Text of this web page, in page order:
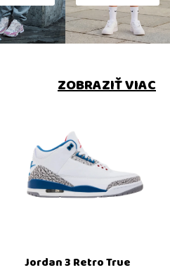
ZOBRAZIŤ VIAC
Jordan 3 Retro True